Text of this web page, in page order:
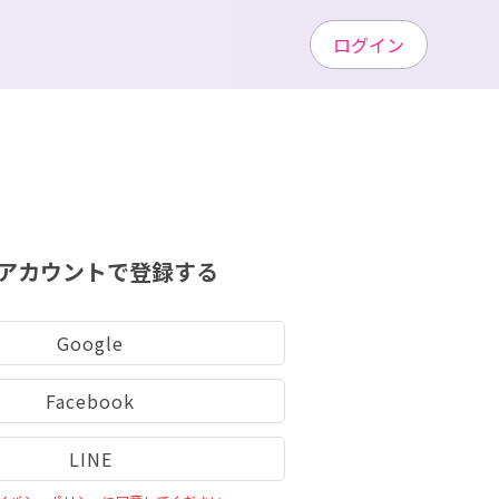
カウントで登録する
Google
Facebook
LINE
ログイン